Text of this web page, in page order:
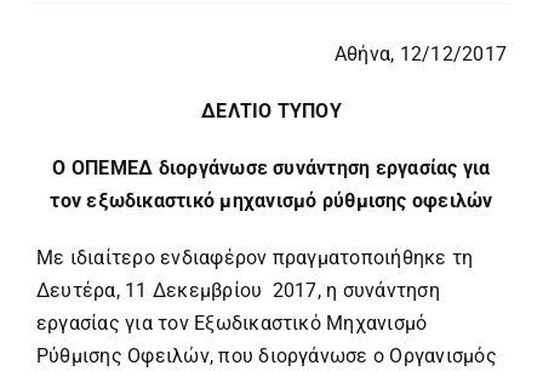
Αθήνα, 12/12/2017
ΔΕΛΤΙΟ ΤΥΠΟΥ
Ο ΟΠΕΜΕΔ διοργάνωσε συνάντηση εργασίας για
τον εξωδικαστικό μηχανισμό ρύθμισης οφειλών
Με ιδιαίτερο ενδιαφέρον πραγματοποιήθηκε τη
Δευτέρα, 11 Δεκεμβρίου 2017, η συνάντηση
εργασίας για τον Εξωδικαστικό Μηχανισμό
Ρύθμισης Οφειλών, που διοργάνωσε ο Οργανισμός